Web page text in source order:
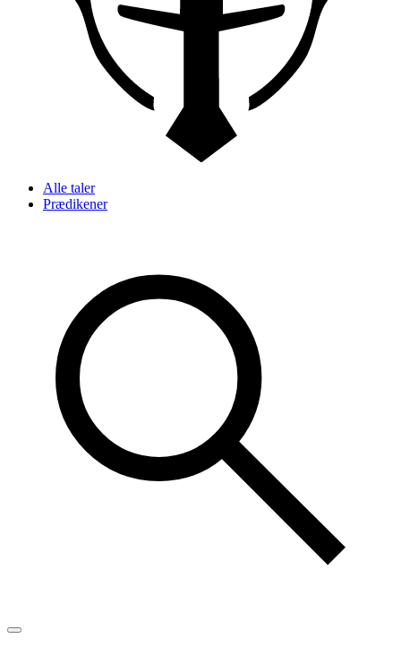
Alle taler
Prædikener